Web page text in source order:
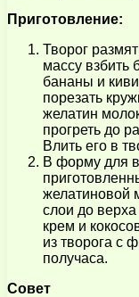
Приготовление:
Творог
массу взбить
бананы и
порезать
желатин
прогреть до
Влить его в
В форму для
желатиновой
слои до
крем и
из творога с
получаса.
Совет